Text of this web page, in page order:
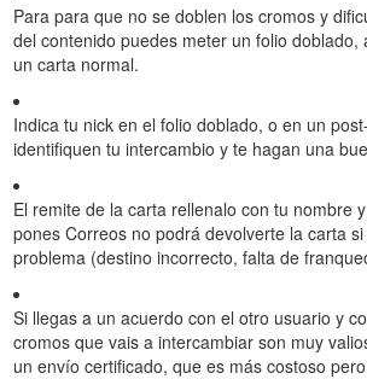
Para para que no se doblen los cromos y
del contenido puedes meter un folio
un carta normal.
Indica tu nick en el folio doblado, o en un
identifiquen tu intercambio y te hagan una
El remite de la carta rellenalo con tu nombre
pones Correos no podrá devolverte la carta
problema (destino incorrecto, falta de
Si llegas a un acuerdo con el otro usuario y
cromos que vais a intercambiar son muy
un envío certificado, que es más costoso